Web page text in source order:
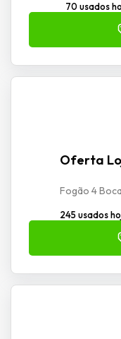
70 usados
Oferta
Fogão 4
245 usados